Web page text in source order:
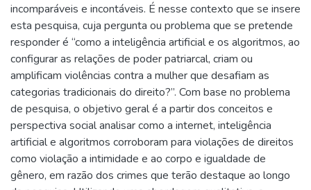
incomparáveis e incontáveis. É nesse contexto que se insere
esta pesquisa, cuja pergunta ou problema que se pretende
responder é “como a inteligência artificial e os algoritmos, ao
configurar as relações de poder patriarcal, criam ou
amplificam violências contra a mulher que desafiam as
categorias tradicionais do direito?”. Com base no problema
de pesquisa, o objetivo geral é a partir dos conceitos e
perspectiva social analisar como a internet, inteligência
artificial e algoritmos corroboram para violações de direitos
como violação a intimidade e ao corpo e igualdade de
gênero, em razão dos crimes que terão destaque ao longo